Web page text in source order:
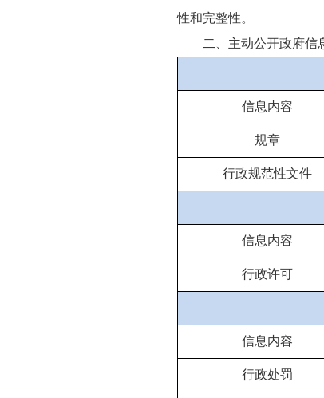
性和完整性。
二、主动公开政府信
信息内容
规章
行政规范性文件
信息内容
行政许可
信息内容
行政处罚